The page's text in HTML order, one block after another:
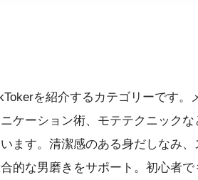
を紹介するカテゴリーです。
ケーション術、モテテクニック
ます。清潔感のある身だしなみ
的な男磨きをサポート。初心者